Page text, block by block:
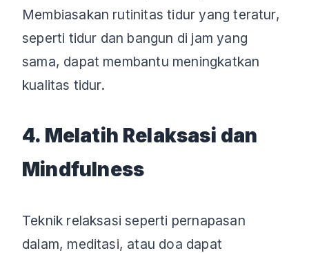
Membiasakan rutinitas tidur yang teratur,
seperti tidur dan bangun di jam yang
sama, dapat membantu meningkatkan
kualitas tidur.
4. Melatih Relaksasi dan
Mindfulness
Teknik relaksasi seperti pernapasan
dalam, meditasi, atau doa dapat